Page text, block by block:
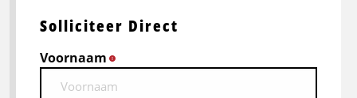
Solliciteer Direct
Voornaam